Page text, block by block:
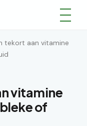
tekort aan vitamine
vitamine
of